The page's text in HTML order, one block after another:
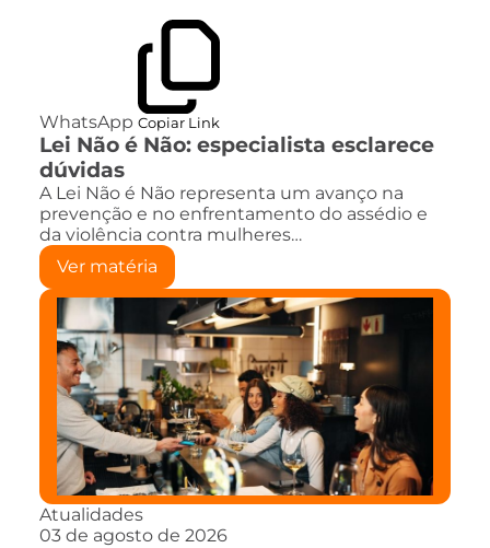
WhatsApp Copiar Link
Lei Não é Não: especialista esclarece
dúvidas
A Lei Não é Não representa um avanço na
prevenção e no enfrentamento do assédio e
da violência contra mulheres…
Ver matéria
Atualidades
03 de agosto de 2026